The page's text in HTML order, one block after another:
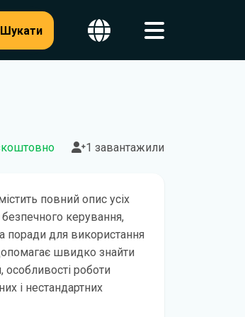
Шукати
1 завантажили
повний опис усіх
керування,
поради для використання
швидко знайти
роботи
і нестандартних